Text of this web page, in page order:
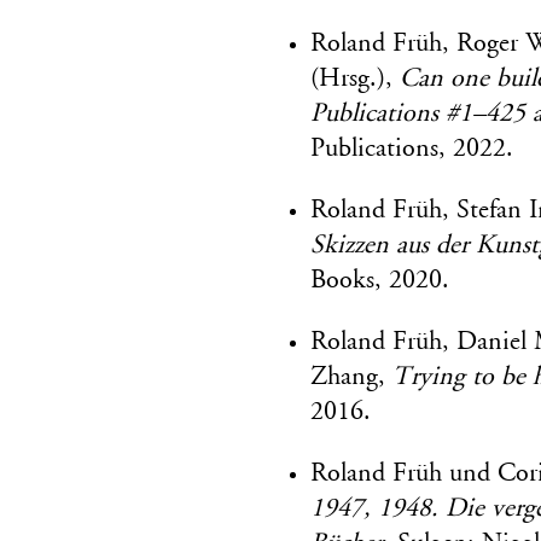
Roland Früh, Roger
(Hrsg.), Can one
Publications #1–425
Publications, 2022.
Roland Früh, Stefan
Skizzen aus der
Books, 2020.
Roland Früh, Daniel
Zhang, Trying to be
2016.
Roland Früh und
1947, 1948. Die